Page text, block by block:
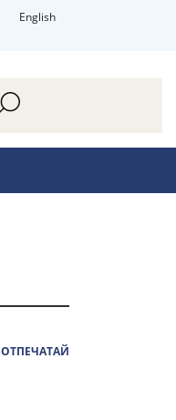
English
ОТПЕЧАТАЙ